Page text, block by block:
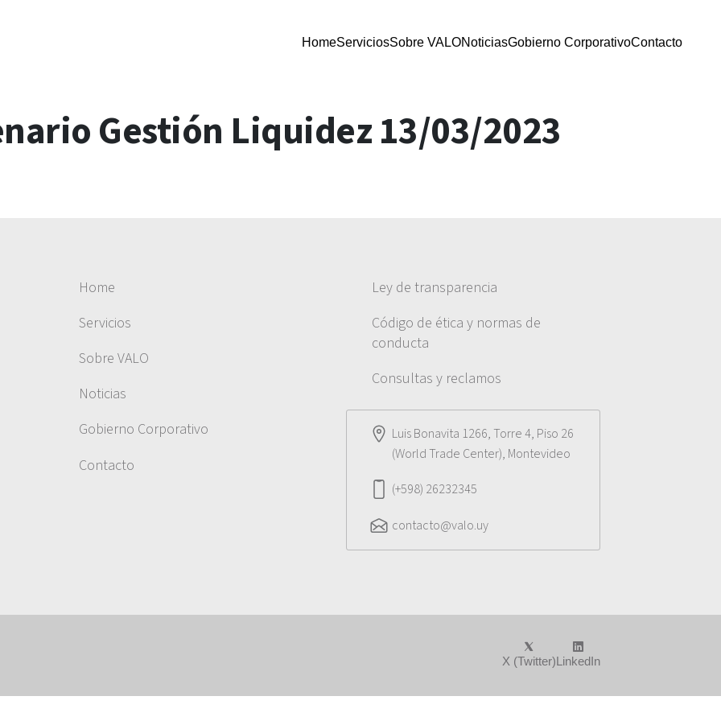
HomeServiciosSobre VALONoticiasGobierno CorporativoContacto
Gestión Liquidez 13/03/2023
Home
Servicios
Sobre VALO
Noticias
Gobierno Corporativo
Contacto
Ley de transparencia
Código de ética y normas de
conducta
Consultas y reclamos
Luis Bonavita 1266, Torre 4, Piso 26
(World Trade Center), Montevideo
(+598) 26232345
contacto@valo.uy
X (Twitter)LinkedIn